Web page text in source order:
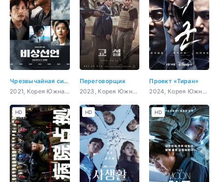
Чрезвычайная ситуация
2021, Корея Южная, боевик, триллер, психология, драма
Переговорщик
2023, Корея Южная, боевик, триллер, мистика, драма
Проект «Тиран»
2024, Корея Южная, боевик, криминал, sci-fi, фэнтези
HD HD HD